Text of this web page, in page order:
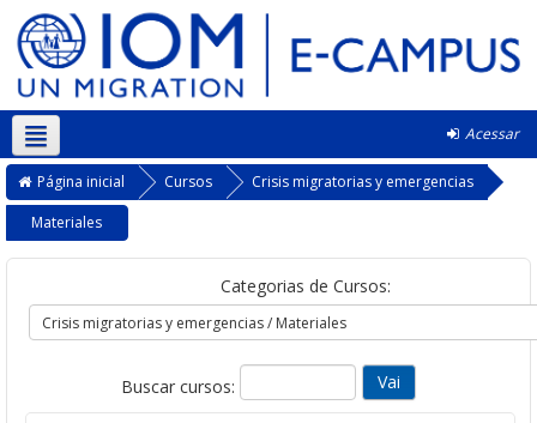
Acessar
Português - Brasil ‎(pt_br)‎
Página inicial Cursos
Crisis migratorias y emergencias
Materiales
Categorias de Cursos:
Buscar cursos: